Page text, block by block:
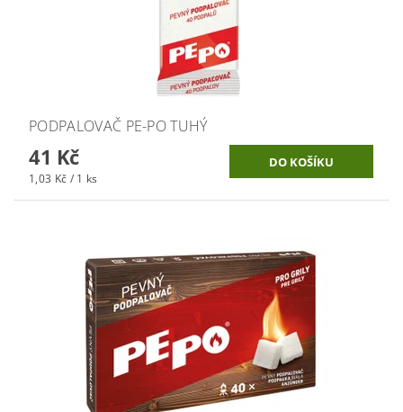
PODPALOVAČ PE-PO TUHÝ
41 Kč
1,03 Kč / 1 ks